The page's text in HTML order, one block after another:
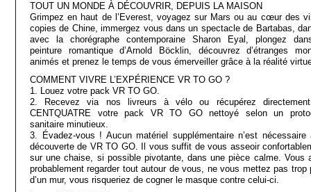
TOUT UN MONDE À DÉCOUVRIR, DEPUIS LA MAISON
Grimpez en haut de l’Everest, voyagez sur Mars ou au cœur des
copies de Chine, immergez vous dans un spectacle de Bartabas,
avec la chorégraphe contemporaine Sharon Eyal, plongez
peinture romantique d’Arnold Böcklin, découvrez d’étranges
animés et prenez le temps de vous émerveiller grâce à la réalité
COMMENT VIVRE L’EXPÉRIENCE VR TO GO ?
1. Louez votre pack VR TO GO.
2. Recevez via nos livreurs à vélo ou récupérez
CENTQUATRE votre pack VR TO GO nettoyé selon un
sanitaire minutieux.
3. Évadez-vous ! Aucun matériel supplémentaire n’est nécessaire
découverte de VR TO GO. Il vous suffit de vous asseoir
sur une chaise, si possible pivotante, dans une pièce calme. Vous
probablement regarder tout autour de vous, ne vous mettez pas trop
d’un mur, vous risqueriez de cogner le masque contre celui-ci.